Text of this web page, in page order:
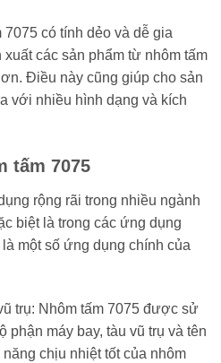
7075 có tính dẻo và dễ gia
các sản phẩm từ nhôm tấm
Điều này cũng giúp cho sản
với nhiều hình dạng và kích
tấm 7075
rộng rãi trong nhiều ngành
biệt là trong các ứng dụng
một số ứng dụng chính của
trụ: Nhôm tấm 7075 được sử
phận máy bay, tàu vũ trụ và tên
chịu nhiệt tốt của nhôm